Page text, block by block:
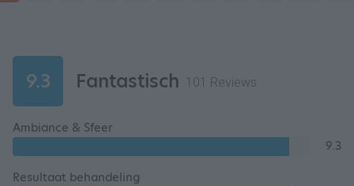
9.3 Fantastisch 101 Reviews
Ambiance & Sfeer
9.3
Resultaat behandeling